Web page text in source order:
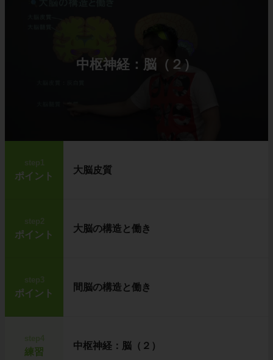
中枢神経：脳（２）
step1
ポイント
大脳皮質
step2
ポイント
大脳の構造と働き
step3
ポイント
間脳の構造と働き
練習
中枢神経：脳（２）